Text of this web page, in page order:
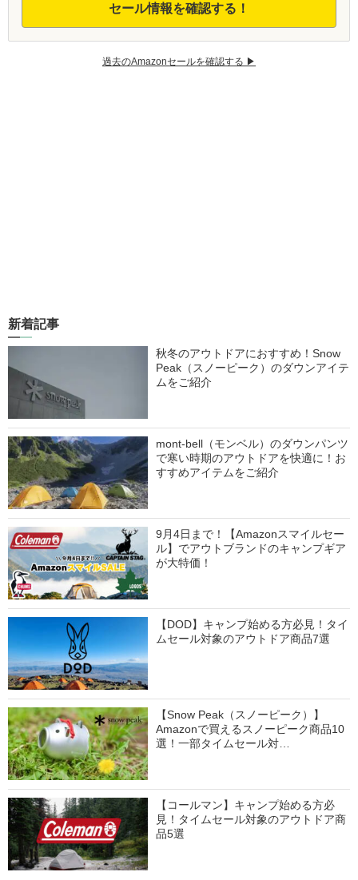
セール情報を確認する！
過去のAmazonセールを確認する ▶︎
新着記事
秋冬のアウトドアにおすすめ！Snow
Peak（スノーピーク）のダウンアイテ
ムをご紹介
mont-bell（モンベル）のダウンパンツ
で寒い時期のアウトドアを快適に！お
すすめアイテムをご紹介
9月4日まで！【Amazonスマイルセー
ル】でアウトブランドのキャンプギア
が大特価！
【DOD】キャンプ始める方必見！タイ
ムセール対象のアウトドア商品7選
【Snow Peak（スノーピーク）】
Amazonで買えるスノーピーク商品10
選！一部タイムセール対…
【コールマン】キャンプ始める方必
見！タイムセール対象のアウトドア商
品5選